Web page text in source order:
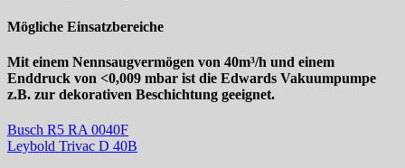
Mögliche Einsatzbereiche
Mit einem Nennsaugvermögen von 40m³/h und einem
Enddruck von <0,009 mbar ist die Edwards Vakuumpumpe
z.B. zur dekorativen Beschichtung geeignet.
Busch R5 RA 0040F
Leybold Trivac D 40B